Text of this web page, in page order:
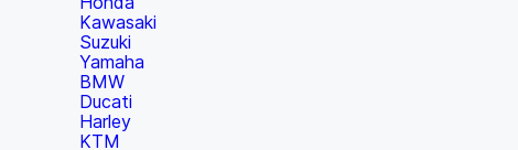
Kawasaki
Suzuki
Yamaha
BMW
Ducati
Harley
KTM